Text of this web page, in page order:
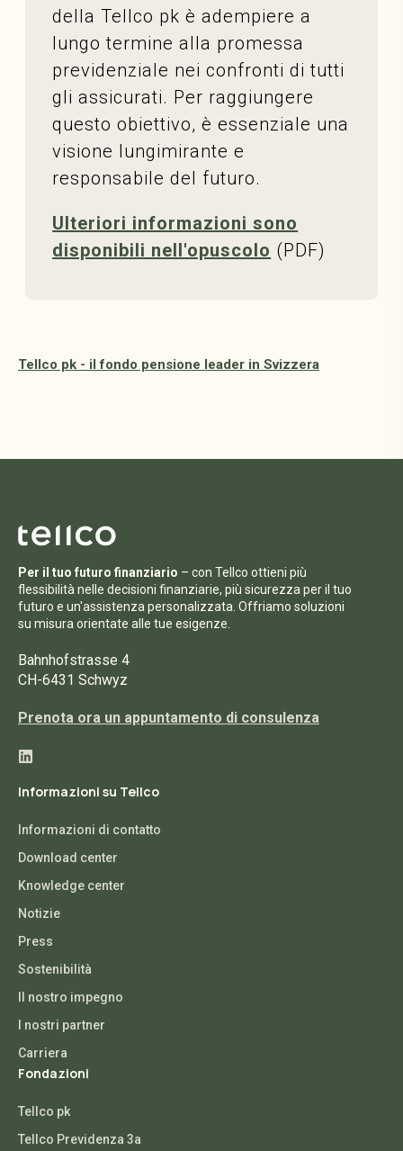
della Tellco pk è adempiere a
lungo termine alla promessa
previdenziale nei confronti di tutti
gli assicurati. Per raggiungere
questo obiettivo, è essenziale una
visione lungimirante e
responsabile del futuro.
Ulteriori informazioni sono
disponibili nell'opuscolo (PDF)
Tellco pk - il fondo pensione leader in Svizzera
Per il tuo futuro finanziario – con Tellco ottieni più
flessibilità nelle decisioni finanziarie, più sicurezza per il tuo
futuro e un'assistenza personalizzata. Offriamo soluzioni
su misura orientate alle tue esigenze.
Bahnhofstrasse 4
CH-6431 Schwyz
Prenota ora un appuntamento di consulenza
Informazioni su Tellco
Informazioni di contatto
Download center
Knowledge center
Notizie
Press
Sostenibilità
Il nostro impegno
I nostri partner
Carriera
Fondazioni
Tellco pk
Tellco Previdenza 3a